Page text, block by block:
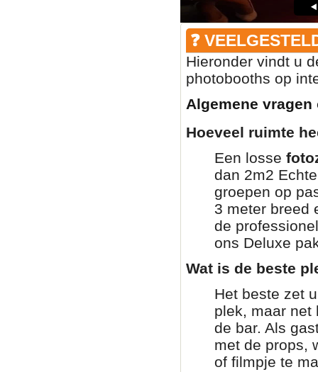
❓
Hieronder vindt u
photobooths op
Algemene
Hoeveel ruimte
Een losse
dan 2m2
groepen op
3 meter breed
de
ons Deluxe
Wat is de beste
Het beste zet
plek, maar net
de bar. Als
met de props,
of filmpje te